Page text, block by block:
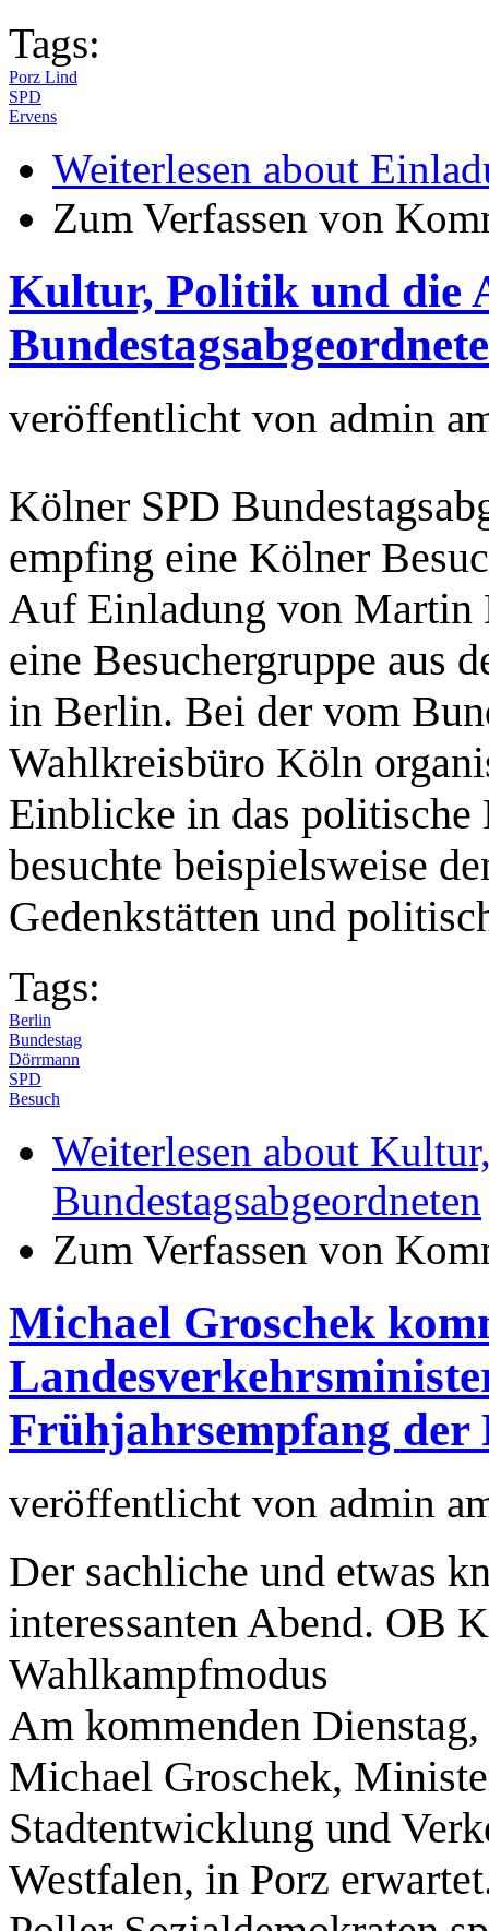
Tags:
Porz Lind
SPD
Ervens
Weiterlesen about
Zum Verfassen von
Kultur, Politik und die
veröffentlicht von admin
Kölner SPD
empfing eine Kölner
Auf Einladung von Martin
eine Besuchergruppe aus
in Berlin. Bei der vom
Wahlkreisbüro Köln
Einblicke in das politische
besuchte beispielsweise
Gedenkstätten und
Tags:
Berlin
Bundestag
Dörrmann
SPD
Besuch
Weiterlesen about
Bundestagsabgeordneten
Zum Verfassen von
Michael Groschek
Frühjahrsempfang der
veröffentlicht von admin
Der sachliche und etwas
interessanten Abend. OB
Wahlkampfmodus
Am kommenden
Michael Groschek,
Stadtentwicklung und
Westfalen, in Porz